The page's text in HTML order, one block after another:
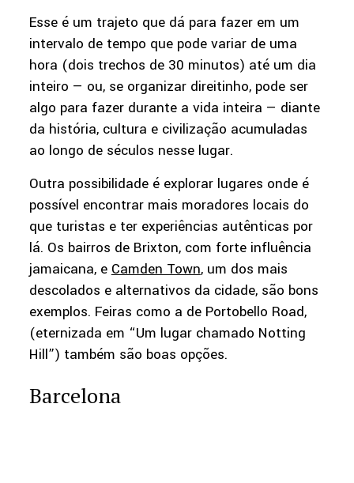
Esse é um trajeto que dá para fazer em um
intervalo de tempo que pode variar de uma
hora (dois trechos de 30 minutos) até um dia
inteiro — ou, se organizar direitinho, pode ser
algo para fazer durante a vida inteira — diante
da história, cultura e civilização acumuladas
ao longo de séculos nesse lugar.
Outra possibilidade é explorar lugares onde é
possível encontrar mais moradores locais do
que turistas e ter experiências autênticas por
lá. Os bairros de Brixton, com forte influência
jamaicana, e Camden Town, um dos mais
descolados e alternativos da cidade, são bons
exemplos. Feiras como a de Portobello Road,
(eternizada em “Um lugar chamado Notting
Hill”) também são boas opções.
Barcelona